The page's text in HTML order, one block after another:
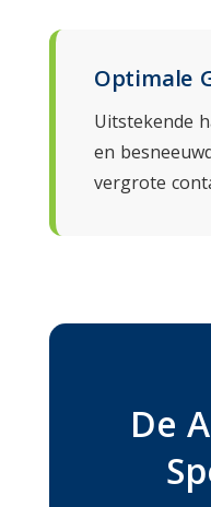
Optimale
Uitstekende
en
vergrote
De